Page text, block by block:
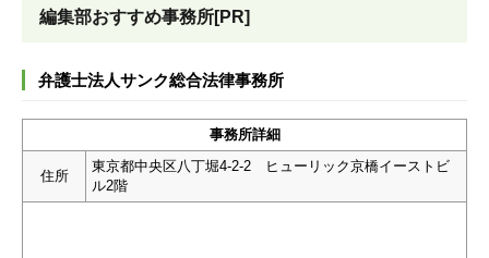
編集部おすすめ事務所[PR]
弁護士法人サンク総合法律事務所
事務所詳細
住所
東京都中央区八丁堀4-2-2 ヒューリック京橋イーストビ
ル2階